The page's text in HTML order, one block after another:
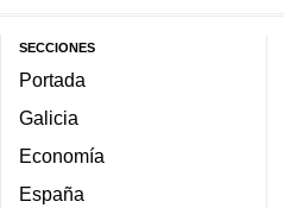
SECCIONES
Portada
Galicia
Economía
España